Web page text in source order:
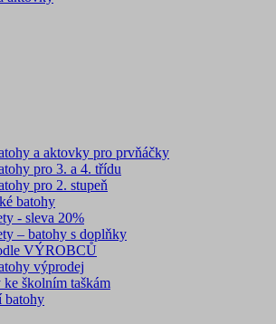
a aktovky pro prvňáčky
pro 3. a 4. třídu
pro 2. stupeň
batohy
- sleva 20%
– batohy s doplňky
VÝROBCŮ
výprodej
školním taškám
batohy